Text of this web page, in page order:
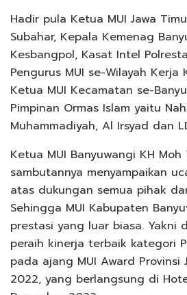
Hadir pula Ketua MUI Jawa
Subahar, Kepala Kemenag
Kesbangpol, Kasat Intel
Pengurus MUI se-Wilayah Kerja
Ketua MUI Kecamatan se-
Pimpinan Ormas Islam yaitu
Muhammadiyah, Al Irsyad dan
Ketua MUI Banyuwangi KH Moh
sambutannya menyampaikan
atas dukungan semua pihak
Sehingga MUI Kabupaten
prestasi yang luar biasa. Yakni
peraih kinerja terbaik kategori
pada ajang MUI Award Provinsi
2022, yang berlangsung di